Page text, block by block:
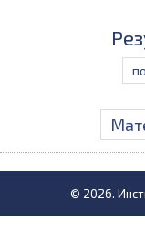
© 2026.